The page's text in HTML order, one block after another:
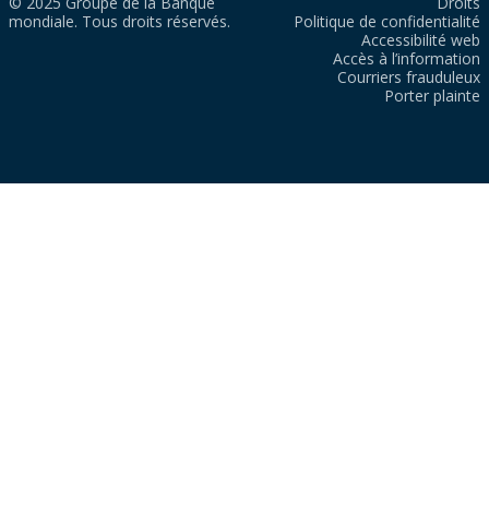
mondiale. Tous droits réservés.
Politique de confidentialité
Accessibilité web
Accès à l’information
Courriers frauduleux
Porter plainte